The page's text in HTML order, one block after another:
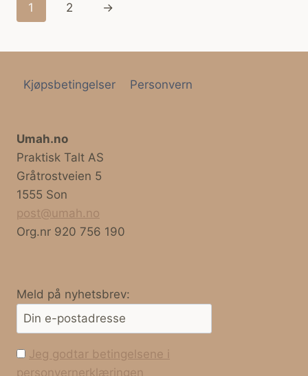
1 2 →
Kjøpsbetingelser Personvern
Umah.no
Praktisk Talt AS
Gråtrostveien 5
1555 Son
post@umah.no
Org.nr 920 756 190
Meld på nyhetsbrev:
Jeg godtar betingelsene i
personvernerklæringen